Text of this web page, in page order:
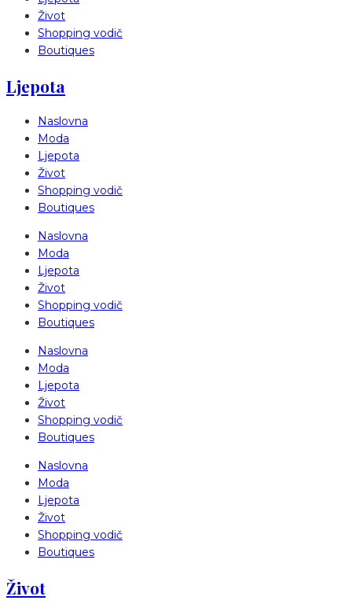
Život
Shopping vodič
Boutiques
Ljepota
Naslovna
Moda
Ljepota
Život
Shopping vodič
Boutiques
Naslovna
Moda
Ljepota
Život
Shopping vodič
Boutiques
Naslovna
Moda
Ljepota
Život
Shopping vodič
Boutiques
Naslovna
Moda
Ljepota
Život
Shopping vodič
Boutiques
Život